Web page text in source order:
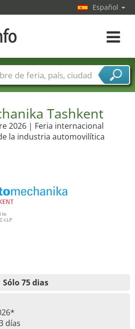
Tashkent
2026 | Feria internacional
la industria automovilítica
Sólo 75 dias
días
Español
toggle
Países
Ciudades
de servicios